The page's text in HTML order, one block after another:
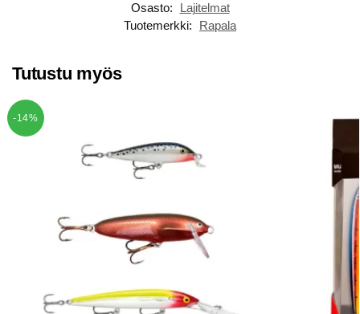
Osasto:
Lajitelmat
Tuotemerkki:
Rapala
Tutustu myös
-14%